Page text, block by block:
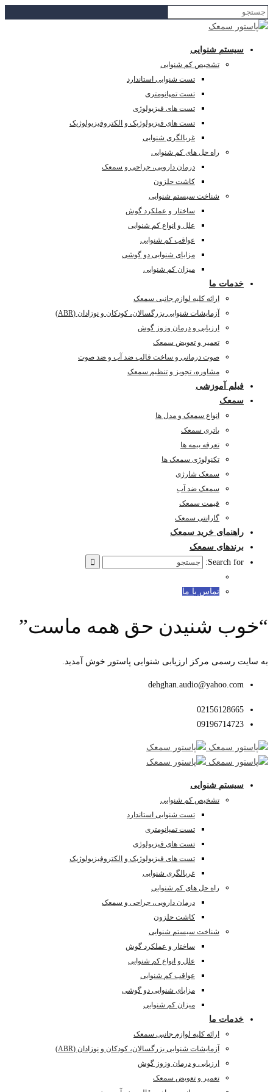
سیستم شنوایی
تشخیص کم شنوایی
تست شنوایی استاندارد
تست تمپانومتری
تست های فیزیولوژی
تست های فیزیولوژیک و الکتروفیزیولوژیک
غربالگری شنوایی
راه حل های کم شنوایی
درمان دارویی، جراحی و سمعک
کاشت حلزون
شناخت سیستم شنوایی
ساختار و عملکرد گوش
علل و انواع کم شنوایی
عواقب کم شنوایی
مزایای شنوایی دو گوشی
میزان کم شنوایی
خدمات ما
ارائه کلیه لوازم جانبی سمعک
آزمایشات شنوایی بزرگسالان، کودکان و نوزادان (ABR)
ارزیابی و درمان وزوز گوش
تعمیر و تعویض سمعک
صوت درمانی و ساخت قالب ضد آب و ضد صوت
مشاوره، تجویز و تنظیم سمعک
فیلم آموزشی
سمعک
انواع سمعک و مدل ها
باتری سمعک
تعرفه بیمه ها
تکنولوژی سمعک ها
سمعک شارژی
سمعک ضد آب
قیمت سمعک
گارانتی سمعک
راهنمای خرید سمعک
برندهای سمعک
Search for:
تماس با ما
“خوب شنیدن حق همه ماست”
به سایت رسمی مرکز ارزیابی شنوایی پاستور خوش آمدید.
dehghan.audio@yahoo.com
02156128665
09196714723
سیستم شنوایی
تشخیص کم شنوایی
تست شنوایی استاندارد
تست تمپانومتری
تست های فیزیولوژی
تست های فیزیولوژیک و الکتروفیزیولوژیک
غربالگری شنوایی
راه حل های کم شنوایی
درمان دارویی، جراحی و سمعک
کاشت حلزون
شناخت سیستم شنوایی
ساختار و عملکرد گوش
علل و انواع کم شنوایی
عواقب کم شنوایی
مزایای شنوایی دو گوشی
میزان کم شنوایی
خدمات ما
ارائه کلیه لوازم جانبی سمعک
آزمایشات شنوایی بزرگسالان، کودکان و نوزادان (ABR)
ارزیابی و درمان وزوز گوش
تعمیر و تعویض سمعک